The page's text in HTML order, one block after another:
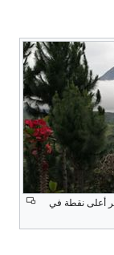
أعلى نقطة في